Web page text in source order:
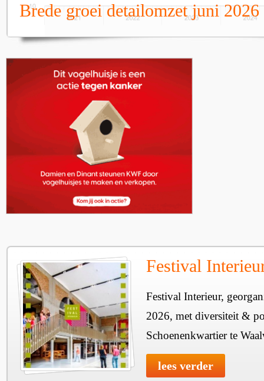
Brede groei detailomzet juni 2026
Festival
Festival Interieur,
2026, met diversiteit &
Schoenenkwartier te
lees verder